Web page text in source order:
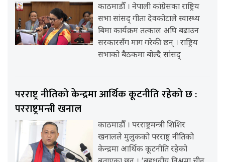
काठमाडौँ । नेपाली कांग्रेसका राष्ट्रिय
सभा सांसद् गीता देवकोटाले स्वास्थ्य
बिमा कार्यक्रम तत्काल अघि बढाउन
सरकारसँग माग गरेकी छन् । राष्ट्रिय
सभाको बैठकमा बोल्दै सांसद्
परराष्ट्र नीतिको केन्द्रमा आर्थिक कूटनीति रहेको छ :
परराष्ट्रमन्त्री खनाल
काठमाडौँ । परराष्ट्रमन्त्री शिशिर
खनालले मुलुकको परराष्ट्र नीतिको
केन्द्रमा आर्थिक कूटनीति रहेको